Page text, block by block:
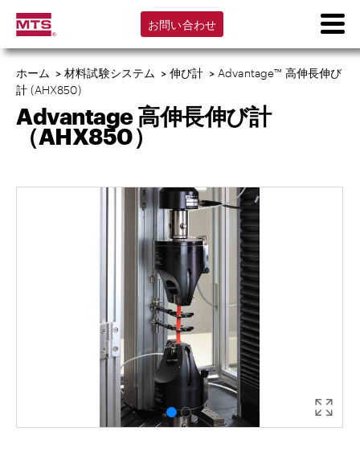
お問い合わせ
ホーム >材料試験システム > 伸び計 > Advantage™ 高伸長伸び
計 (AHX850)
Advantage 高伸長伸び計
（AHX850）